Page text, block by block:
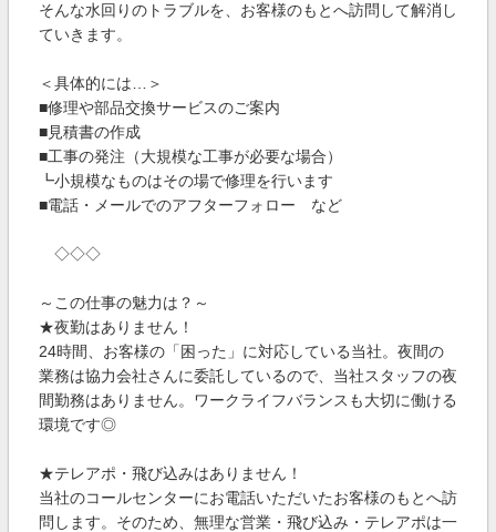
そんな水回りのトラブルを、お客様のもとへ訪問して解消し
ていきます。
＜具体的には…＞
■修理や部品交換サービスのご案内
■見積書の作成
■工事の発注（大規模な工事が必要な場合）
┗小規模なものはその場で修理を行います
■電話・メールでのアフターフォロー など
◇◇◇
～この仕事の魅力は？～
★夜勤はありません！
24時間、お客様の「困った」に対応している当社。夜間の
業務は協力会社さんに委託しているので、当社スタッフの夜
間勤務はありません。ワークライフバランスも大切に働ける
環境です◎
★テレアポ・飛び込みはありません！
当社のコールセンターにお電話いただいたお客様のもとへ訪
問します。そのため、無理な営業・飛び込み・テレアポは一